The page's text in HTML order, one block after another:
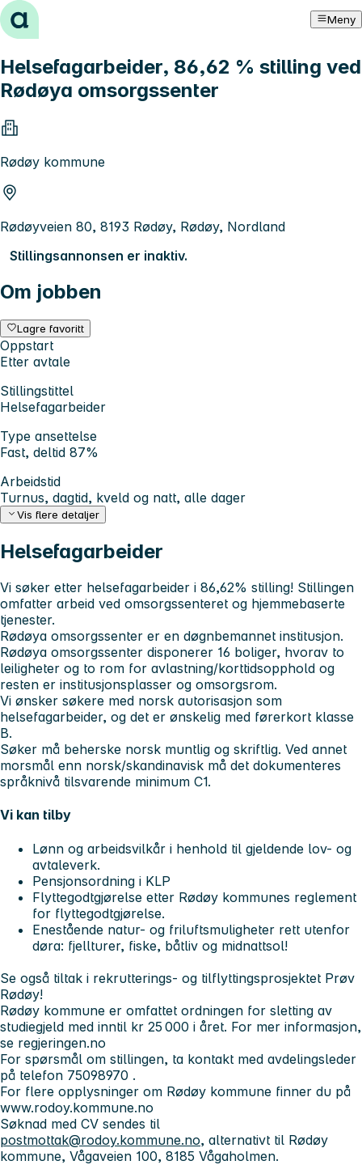
Hopp til innhold Meny
Helsefagarbeider, 86,62 % stilling ved
Rødøya omsorgssenter
Rødøy kommune
Rødøyveien 80, 8193 Rødøy, Rødøy, Nordland
Stillingsannonsen er inaktiv.
Om jobben
Lagre favoritt
Oppstart
Etter avtale
Stillingstittel
Helsefagarbeider
Type ansettelse
Fast, deltid 87%
Arbeidstid
Turnus, dagtid, kveld og natt, alle dager
Vis flere detaljer
Helsefagarbeider
Vi søker etter helsefagarbeider i 86,62% stilling! Stillingen
omfatter arbeid ved omsorgssenteret og hjemmebaserte
tjenester.
Rødøya omsorgssenter er en døgnbemannet institusjon.
Rødøya omsorgssenter disponerer 16 boliger, hvorav to
leiligheter og to rom for avlastning/korttidsopphold og
resten er institusjonsplasser og omsorgsrom.
Vi ønsker søkere med norsk autorisasjon som
helsefagarbeider, og det er ønskelig med førerkort klasse
B.
Søker må beherske norsk muntlig og skriftlig. Ved annet
morsmål enn norsk/skandinavisk må det dokumenteres
språknivå tilsvarende minimum C1.
Vi kan tilby
Lønn og arbeidsvilkår i henhold til gjeldende lov- og
avtaleverk.
Pensjonsordning i KLP
Flyttegodtgjørelse etter Rødøy kommunes reglement
for flyttegodtgjørelse.
Enestående natur- og friluftsmuligheter rett utenfor
døra: fjellturer, fiske, båtliv og midnattsol!
Se også tiltak i rekrutterings- og tilflyttingsprosjektet Prøv
Rødøy!
Rødøy kommune er omfattet ordningen for sletting av
studiegjeld med inntil kr 25 000 i året. For mer informasjon,
se regjeringen.no
For spørsmål om stillingen, ta kontakt med avdelingsleder
på telefon 75098970 .
For flere opplysninger om Rødøy kommune finner du på
www.rodoy.kommune.no
Søknad med CV sendes til
postmottak@rodoy.kommune.no, alternativt til Rødøy
kommune, Vågaveien 100, 8185 Vågaholmen.